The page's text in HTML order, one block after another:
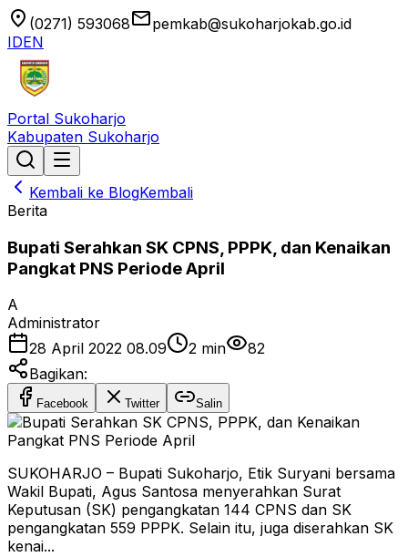
location_on (0271) 593068emailpemkab@sukoharjokab.go.id
IDEN
Portal Sukoharjo
Kabupaten Sukoharjo
Kembali ke BlogKembali
Berita
Bupati Serahkan SK CPNS, PPPK, dan Kenaikan
Pangkat PNS Periode April
A
Administrator
28 April 2022 08.09
2 min
82
Bagikan:
Facebook Twitter Salin
SUKOHARJO – Bupati Sukoharjo, Etik Suryani bersama
Wakil Bupati, Agus Santosa menyerahkan Surat
Keputusan (SK) pengangkatan 144 CPNS dan SK
pengangkatan 559 PPPK. Selain itu, juga diserahkan SK
kenai...